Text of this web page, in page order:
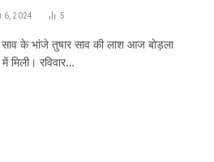
6, 2024 5
के भांजे तुषार साव की लाश आज बोड़ला
मिली। रविवार…